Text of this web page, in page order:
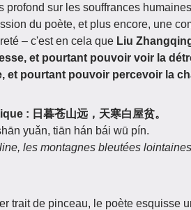
profond sur les souffrances
du poète, et plus encore, une
– c'est en cela que Liu
et pourtant pouvoir voir la
et pourtant pouvoir percevoir la
: 日暮苍山远，天寒白屋贫。
yuǎn, tiān hán bái wū pín.
les montagnes bleutées
trait de pinceau, le poète esquisse